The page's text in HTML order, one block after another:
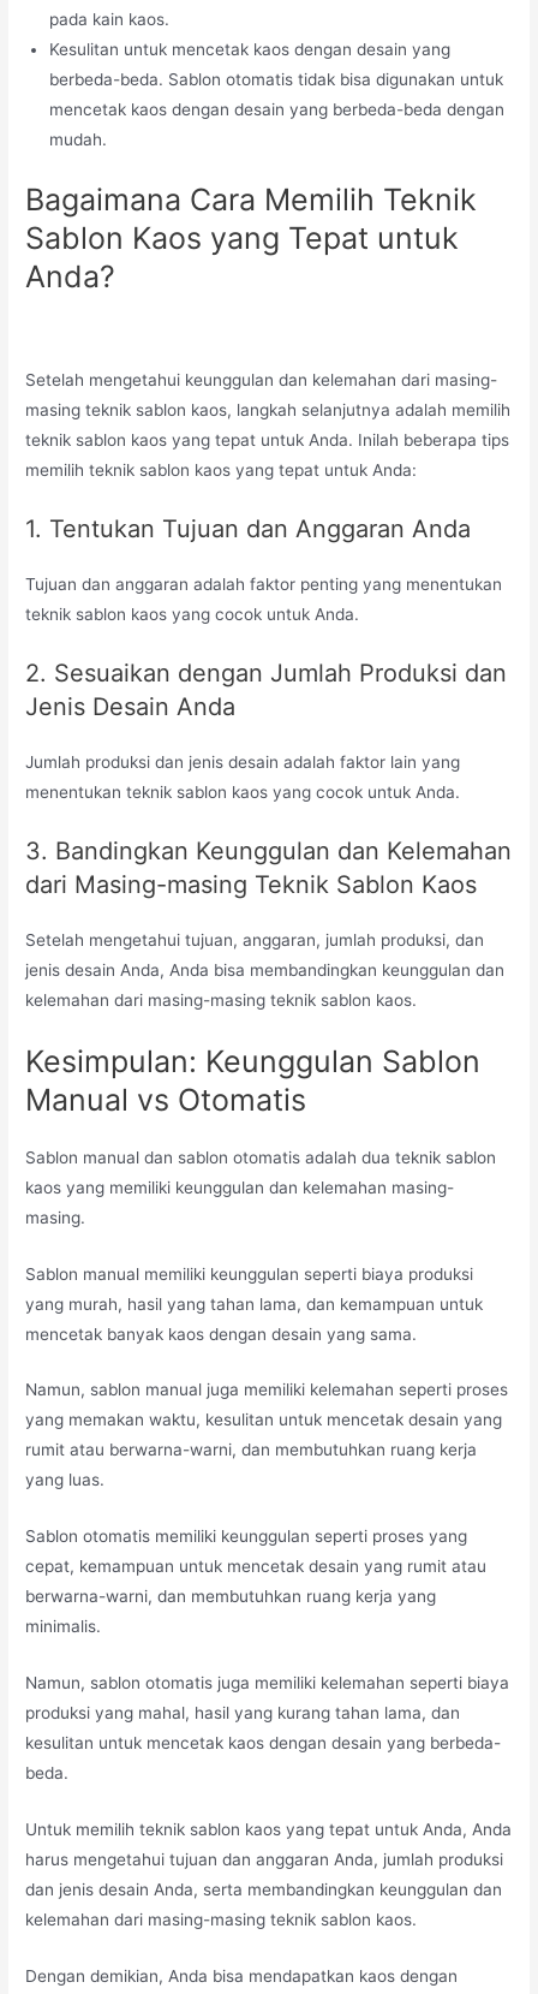
pada kain kaos.
Kesulitan untuk mencetak kaos dengan desain yang
berbeda-beda. Sablon otomatis tidak bisa digunakan untuk
mencetak kaos dengan desain yang berbeda-beda dengan
mudah.
Bagaimana Cara Memilih Teknik
Sablon Kaos yang Tepat untuk
Anda?
Setelah mengetahui keunggulan dan kelemahan dari masing-
masing teknik sablon kaos, langkah selanjutnya adalah memilih
teknik sablon kaos yang tepat untuk Anda. Inilah beberapa tips
memilih teknik sablon kaos yang tepat untuk Anda:
1. Tentukan Tujuan dan Anggaran Anda
Tujuan dan anggaran adalah faktor penting yang menentukan
teknik sablon kaos yang cocok untuk Anda.
2. Sesuaikan dengan Jumlah Produksi dan
Jenis Desain Anda
Jumlah produksi dan jenis desain adalah faktor lain yang
menentukan teknik sablon kaos yang cocok untuk Anda.
3. Bandingkan Keunggulan dan Kelemahan
dari Masing-masing Teknik Sablon Kaos
Setelah mengetahui tujuan, anggaran, jumlah produksi, dan
jenis desain Anda, Anda bisa membandingkan keunggulan dan
kelemahan dari masing-masing teknik sablon kaos.
Kesimpulan: Keunggulan Sablon
Manual vs Otomatis
Sablon manual dan sablon otomatis adalah dua teknik sablon
kaos yang memiliki keunggulan dan kelemahan masing-
masing.
Sablon manual memiliki keunggulan seperti biaya produksi
yang murah, hasil yang tahan lama, dan kemampuan untuk
mencetak banyak kaos dengan desain yang sama.
Namun, sablon manual juga memiliki kelemahan seperti proses
yang memakan waktu, kesulitan untuk mencetak desain yang
rumit atau berwarna-warni, dan membutuhkan ruang kerja
yang luas.
Sablon otomatis memiliki keunggulan seperti proses yang
cepat, kemampuan untuk mencetak desain yang rumit atau
berwarna-warni, dan membutuhkan ruang kerja yang
minimalis.
Namun, sablon otomatis juga memiliki kelemahan seperti biaya
produksi yang mahal, hasil yang kurang tahan lama, dan
kesulitan untuk mencetak kaos dengan desain yang berbeda-
beda.
Untuk memilih teknik sablon kaos yang tepat untuk Anda, Anda
harus mengetahui tujuan dan anggaran Anda, jumlah produksi
dan jenis desain Anda, serta membandingkan keunggulan dan
kelemahan dari masing-masing teknik sablon kaos.
Dengan demikian, Anda bisa mendapatkan kaos dengan